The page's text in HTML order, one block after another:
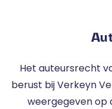
Het auteursrecht
berust bij Verkeyn
weergegeven op